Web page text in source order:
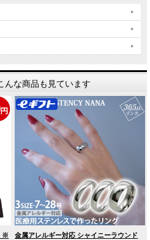
んな商品も見ています
※
金属アレルギー対応 シャイニーラウンド